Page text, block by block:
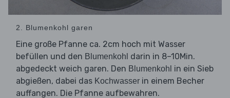
2. Blumenkohl garen
Eine große Pfanne ca. 2cm hoch mit Wasser
befüllen und den Blumenkohl darin in 8–10Min.
abgedeckt weich garen. Den Blumenkohl in ein Sieb
abgießen, dabei das Kochwasser in einem Becher
auffangen. Die Pfanne aufbewahren.